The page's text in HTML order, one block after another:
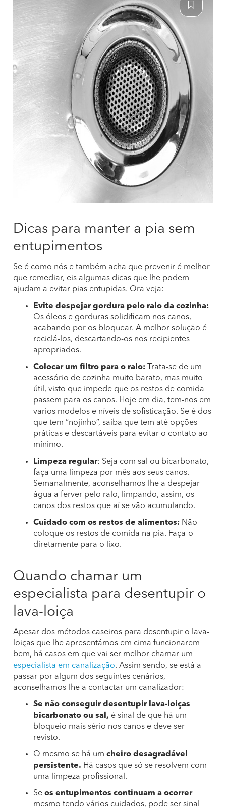
Dicas para manter a pia sem
entupimentos
Se é como nós e também acha que prevenir é melhor
que remediar, eis algumas dicas que lhe podem
ajudam a evitar pias entupidas. Ora veja:
Evite despejar gordura pelo ralo da cozinha:
Os óleos e gorduras solidificam nos canos,
acabando por os bloquear. A melhor solução é
reciclá-los, descartando-os nos recipientes
apropriados.
Colocar um filtro para o ralo:
Trata-se de um
acessório de cozinha muito barato, mas muito
útil, visto que impede que os restos de comida
passem para os canos. Hoje em dia, tem-nos em
varios modelos e níveis de sofisticação. Se é dos
que tem “nojinho”, saiba que tem até opções
práticas e descartáveis para evitar o contato ao
mínimo.
Limpeza regular: Seja com sal ou bicarbonato,
faça uma limpeza por mês aos seus canos.
Semanalmente, aconselhamos-lhe a despejar
água a ferver pelo ralo, limpando, assim, os
canos dos restos que aí se vão acumulando.
Cuidado com os restos de alimentos: Não
coloque os restos de comida na pia. Faça-o
diretamente para o lixo.
Quando chamar um
especialista para desentupir o
lava-loiça
Apesar dos métodos caseiros para desentupir o lava-
loiças que lhe apresentámos em cima funcionarem
bem, há casos em que vai ser melhor chamar um
especialista em canalização. Assim sendo, se está a
passar por algum dos seguintes cenários,
aconselhamos-lhe a contactar um canalizador:
Se não conseguir desentupir lava-loiças
bicarbonato ou sal, é sinal de que há um
bloqueio mais sério nos canos e deve ser
revisto.
O mesmo se há um cheiro desagradável
persistente. Há casos que só se resolvem com
uma limpeza profissional.
Se os entupimentos continuam a ocorrer
mesmo tendo vários cuidados, pode ser sinal